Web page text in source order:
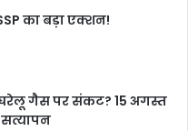
का बड़ा एक्शन!
घरेलू गैस पर संकट? 15 अगस्त